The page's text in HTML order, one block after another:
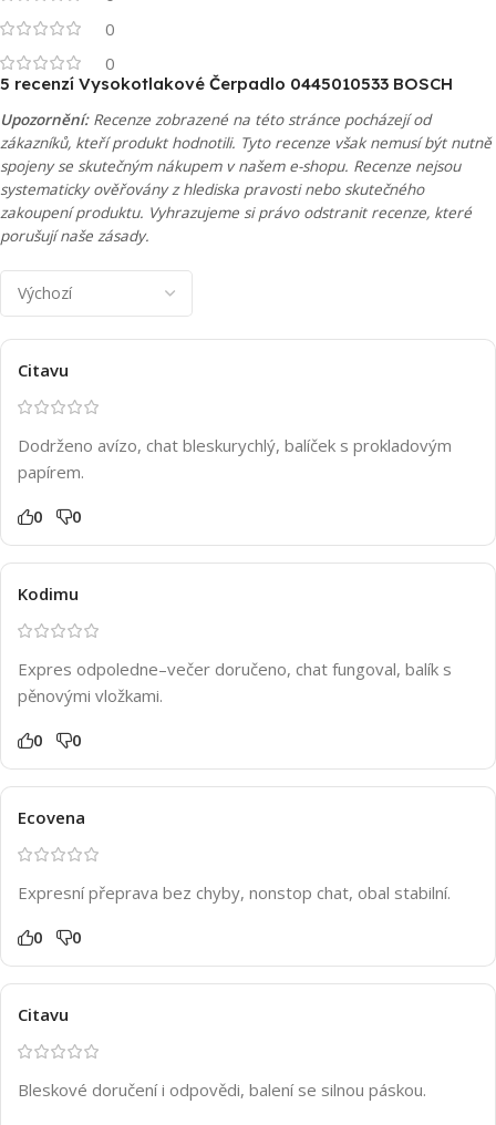
0
0
5 recenzí Vysokotlakové Čerpadlo 0445010533 BOSCH
Upozornění:Recenze zobrazené na této stránce pocházejí od
zákazníků, kteří produkt hodnotili. Tyto recenze však nemusí být nutně
spojeny se skutečným nákupem v našem e-shopu. Recenze nejsou
systematicky ověřovány z hlediska pravosti nebo skutečného
zakoupení produktu. Vyhrazujeme si právo odstranit recenze, které
porušují naše zásady.
Citavu
Dodrženo avízo, chat bleskurychlý, balíček s prokladovým
papírem.
0 0
Kodimu
Expres odpoledne–večer doručeno, chat fungoval, balík s
pěnovými vložkami.
0 0
Ecovena
Expresní přeprava bez chyby, nonstop chat, obal stabilní.
0 0
Citavu
Bleskové doručení i odpovědi, balení se silnou páskou.